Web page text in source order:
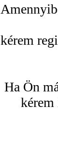
kérem
Ha Ön
kérem